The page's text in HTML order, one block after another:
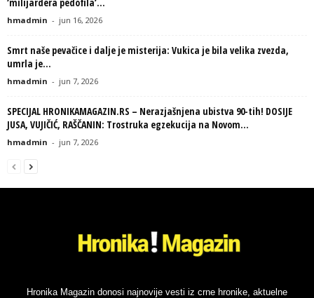
hmadmin - jun 16, 2026
Smrt naše pevačice i dalje je misterija: Vukica je bila velika zvezda,
umrla je...
hmadmin - jun 7, 2026
SPECIJAL HRONIKAMAGAZIN.RS – Nerazjašnjena ubistva 90-tih! DOSIJE
JUSA, VUJIČIĆ, RAŠČANIN: Trostruka egzekucija na Novom...
hmadmin - jun 7, 2026
Hronika Magazin donosi najnovije vesti iz crne hronike, aktuelne